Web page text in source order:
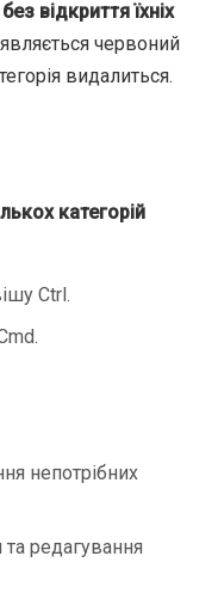
відкриття їхніх
червоний
видалиться.
категорій
Ctrl.
непотрібних
редагування